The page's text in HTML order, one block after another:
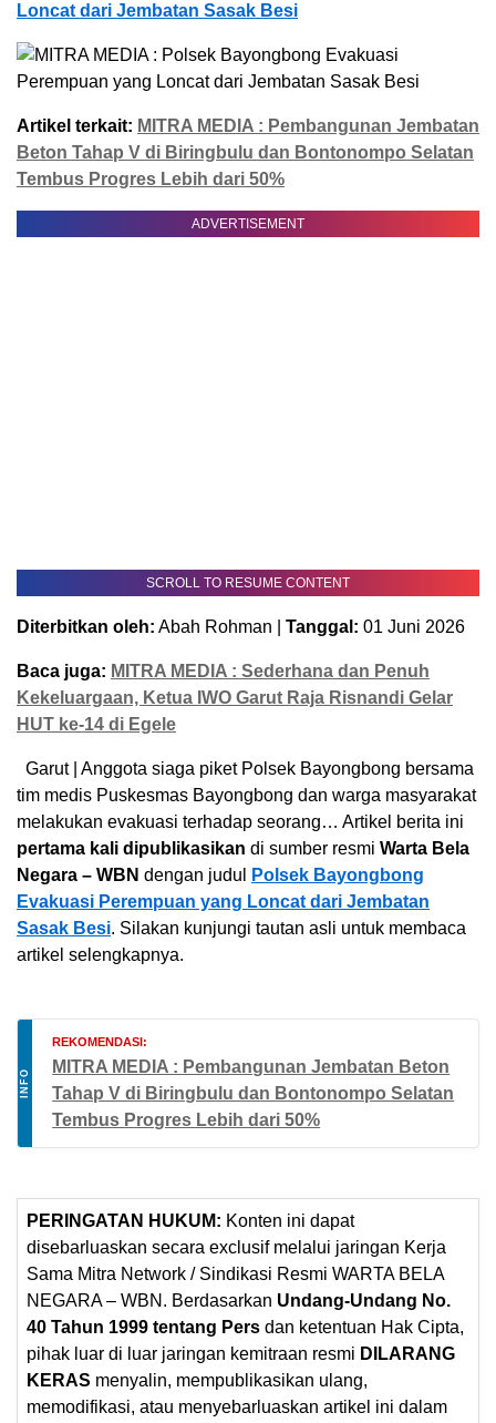
Loncat dari Jembatan Sasak Besi
Artikel terkait: MITRA MEDIA : Pembangunan Jembatan
Beton Tahap V di Biringbulu dan Bontonompo Selatan
Tembus Progres Lebih dari 50%
ADVERTISEMENT
SCROLL TO RESUME CONTENT
Diterbitkan oleh: Abah Rohman | Tanggal: 01 Juni 2026
Baca juga: MITRA MEDIA : Sederhana dan Penuh
Kekeluargaan, Ketua IWO Garut Raja Risnandi Gelar
HUT ke-14 di Egele
Garut | Anggota siaga piket Polsek Bayongbong bersama
tim medis Puskesmas Bayongbong dan warga masyarakat
melakukan evakuasi terhadap seorang… Artikel berita ini
pertama kali dipublikasikan di sumber resmi Warta Bela
Negara – WBN dengan judul
Polsek Bayongbong
Evakuasi Perempuan yang Loncat dari Jembatan
Sasak Besi. Silakan kunjungi tautan asli untuk membaca
artikel selengkapnya.
INFO
REKOMENDASI:
MITRA MEDIA : Pembangunan Jembatan Beton
Tahap V di Biringbulu dan Bontonompo Selatan
Tembus Progres Lebih dari 50%
PERINGATAN HUKUM: Konten ini dapat
disebarluaskan secara exclusif melalui jaringan Kerja
Sama Mitra Network / Sindikasi Resmi WARTA BELA
NEGARA – WBN. Berdasarkan Undang-Undang No.
40 Tahun 1999 tentang Pers dan ketentuan Hak Cipta,
pihak luar di luar jaringan kemitraan resmi DILARANG
KERAS menyalin, mempublikasikan ulang,
memodifikasi, atau menyebarluaskan artikel ini dalam